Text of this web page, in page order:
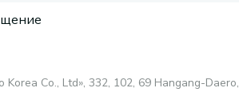
Korea Co., Ltd», 332, 102, 69 Hangang-Daero,